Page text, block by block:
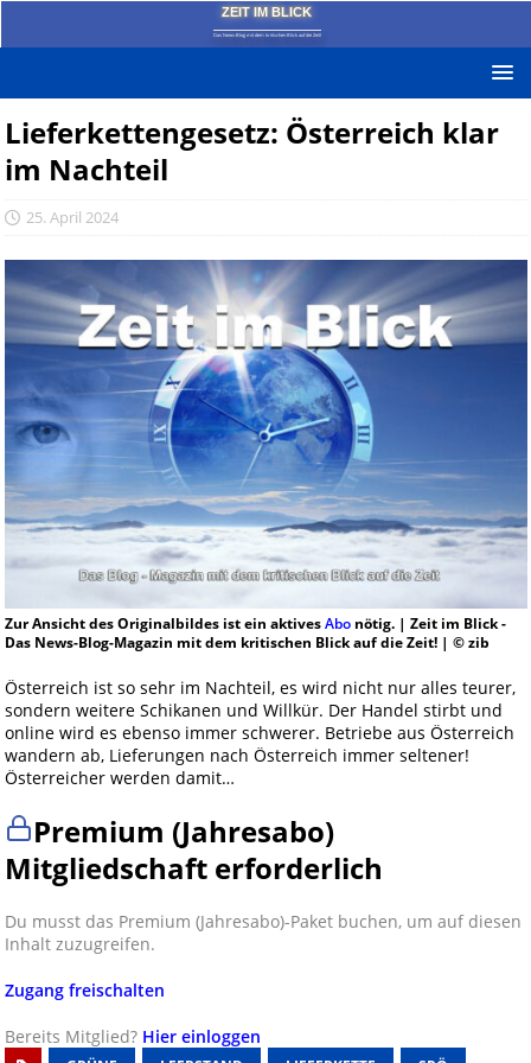
ZEIT IM BLICK
Das News-Blog mit dem kritischen Blick auf die Zeit!
Lieferkettengesetz: Österreich klar
im Nachteil
25. April 2024
Zur Ansicht des Originalbildes ist ein aktivesAbonötig. | Zeit im Blick -
Das News-Blog-Magazin mit dem kritischen Blick auf die Zeit! | © zib
Österreich ist so sehr im Nachteil, es wird nicht nur alles teurer,
sondern weitere Schikanen und Willkür. Der Handel stirbt und
online wird es ebenso immer schwerer. Betriebe aus Österreich
wandern ab, Lieferungen nach Österreich immer seltener!
Österreicher werden damit…
Premium (Jahresabo)
Mitgliedschaft erforderlich
Du musst das Premium (Jahresabo)-Paket buchen, um auf diesen
Inhalt zuzugreifen.
Zugang freischalten
Bereits Mitglied? Hier einloggen